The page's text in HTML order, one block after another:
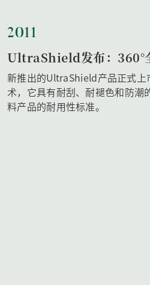
2011
UltraShield发布：360°
新推出的UltraShield产品正式上
术，它具有耐刮、耐褪色和防潮
料产品的耐用性标准。